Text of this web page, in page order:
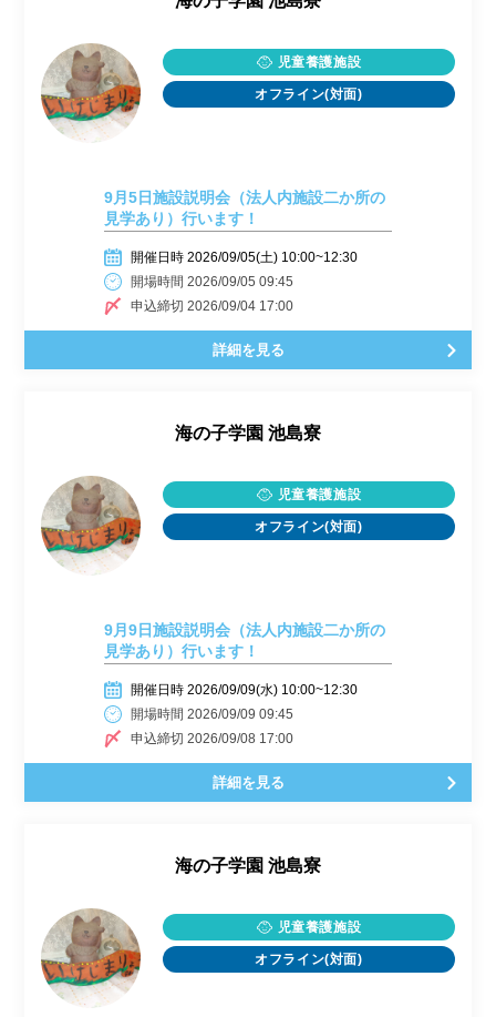
児童養護施設
オフライン(対面)
9月5日施設説明会（法人内施設二か所の
見学あり）行います！
開催日時 2026/09/05(土) 10:00~12:30
開場時間 2026/09/05 09:45
申込締切 2026/09/04 17:00
詳細を見る
海の子学園 池島寮
児童養護施設
オフライン(対面)
9月9日施設説明会（法人内施設二か所の
見学あり）行います！
開催日時 2026/09/09(水) 10:00~12:30
開場時間 2026/09/09 09:45
申込締切 2026/09/08 17:00
詳細を見る
海の子学園 池島寮
児童養護施設
オフライン(対面)